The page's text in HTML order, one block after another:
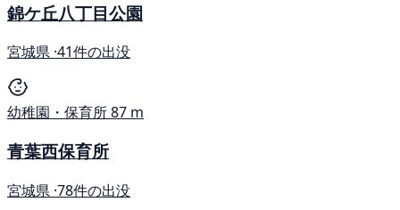
錦ケ丘八丁目公園
宮城県 ·41件の出没
幼稚園・保育所87 m
青葉西保育所
宮城県 ·78件の出没